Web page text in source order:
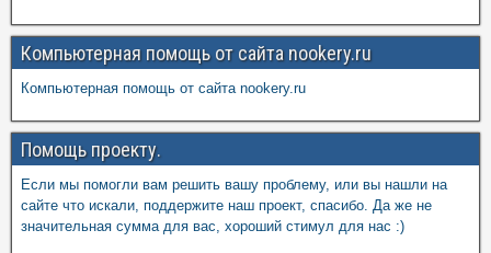
Компьютерная помощь от сайта nookery.ru
Компьютерная помощь от сайта nookery.ru
Помощь проекту.
Если мы помогли вам решить вашу проблему, или вы нашли на
сайте что искали, поддержите наш проект, спасибо. Да же не
значительная сумма для вас, хороший стимул для нас :)